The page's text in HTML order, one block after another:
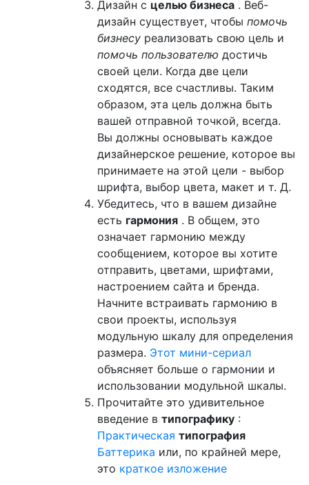
Дизайн с целью бизнеса . Веб-
дизайн существует, чтобы помочь
бизнесу реализовать свою цель и
помочь пользователю достичь
своей цели. Когда две цели
сходятся, все счастливы. Таким
образом, эта цель должна быть
вашей отправной точкой, всегда.
Вы должны основывать каждое
дизайнерское решение, которое вы
принимаете на этой цели - выбор
шрифта, выбор цвета, макет и т. Д.
Убедитесь, что в вашем дизайне
есть гармония . В общем, это
означает гармонию между
сообщением, которое вы хотите
отправить, цветами, шрифтами,
настроением сайта и бренда.
Начните встраивать гармонию в
свои проекты, используя
модульную шкалу для определения
размера. Этот мини-сериал
объясняет больше о гармонии и
использовании модульной шкалы.
Прочитайте это удивительное
введение в типографику :
Практическая типография
Баттерика или, по крайней мере,
это краткое изложение